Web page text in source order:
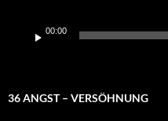
Player
00:00
36 ANGST – VERSÖHNUNG